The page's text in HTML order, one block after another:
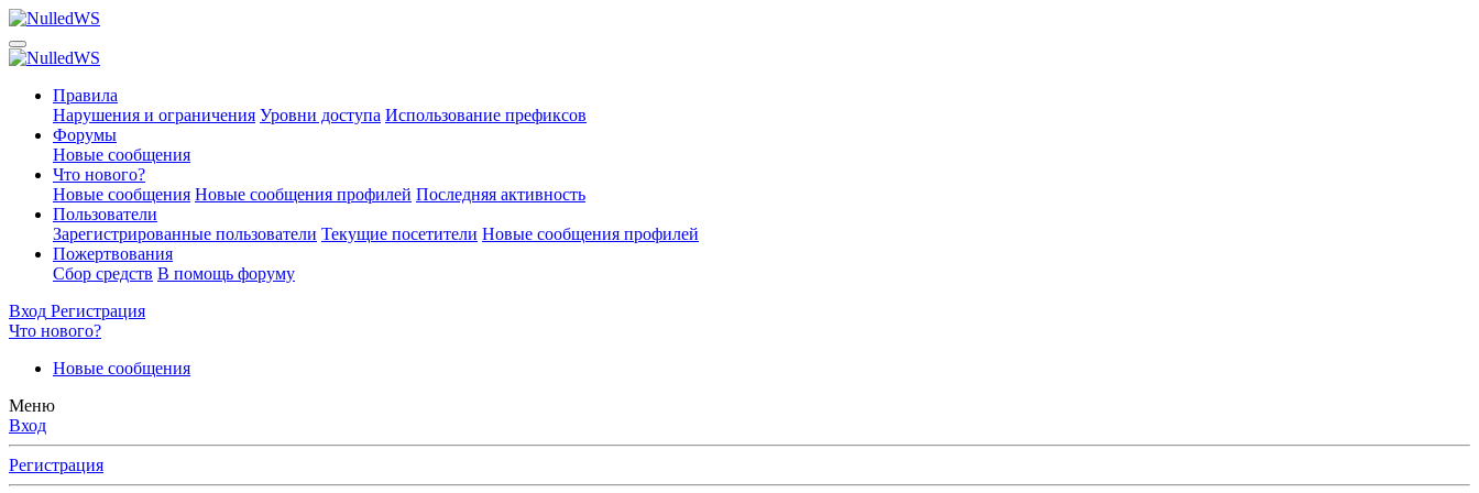
Правила
Нарушения и ограничения Уровни доступа Использование префиксов
Форумы
Новые сообщения
Что нового?
Новые сообщения Новые сообщения профилей Последняя активность
Пользователи
Зарегистрированные пользователи Текущие посетители Новые сообщения профилей
Пожертвования
Сбор средств В помощь форуму
Вход Регистрация
Что нового?
Новые сообщения
Меню
Вход
Регистрация